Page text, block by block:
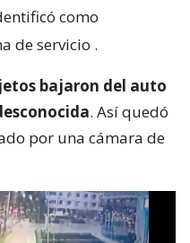
como
de servicio .
bajaron del auto
. Así quedó
por una cámara de